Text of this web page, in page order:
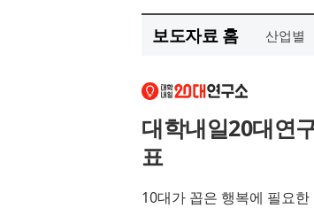
보도자료 홈 산업별
대학내일20대연
표
10대가 꼽은 행복에 필요한